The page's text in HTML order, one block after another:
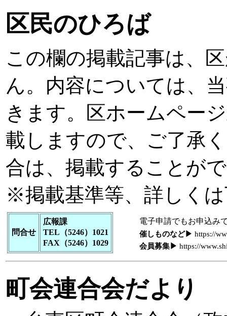
区民のひろば
この欄の掲載記事は、
ん。内容については、
きます。区ホームペー
載しますので、ご了承
合は、掲載することが
※掲載基準等、詳しく
問合せ
広報課
TEL（5246）1021
FAX（5246）1029
電子申請でもお申込み
催しものなど▶ https://
会員募集▶ https://
町会連合会だより